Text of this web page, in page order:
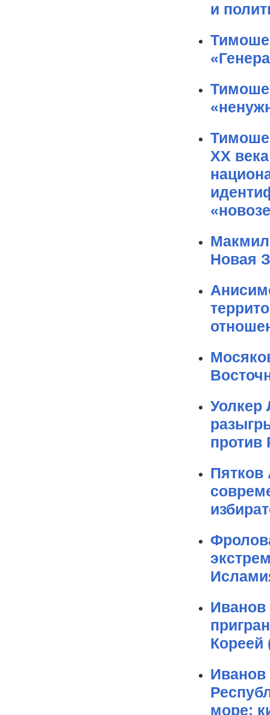
и
ХХ
Новая
против
Пятков
Кореей
море: